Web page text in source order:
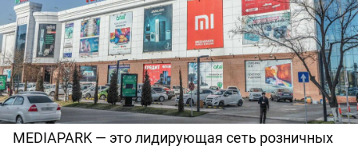
MEDIAPARK — это лидирующая сеть розничных